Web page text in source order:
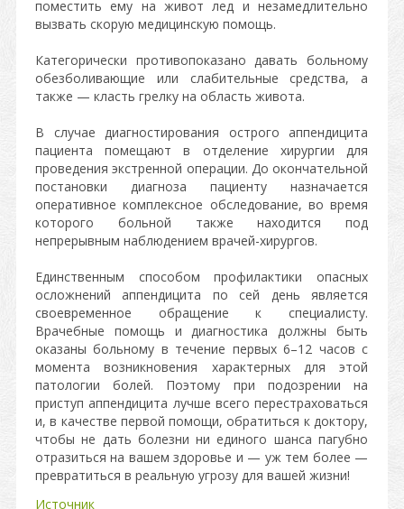
поместить ему на живот лед и незамедлительно
вызвать скорую медицинскую помощь.
Категорически противопоказано давать больному
обезболивающие или слабительные средства, а
также — класть грелку на область живота.
В случае диагностирования острого аппендицита
пациента помещают в отделение хирургии для
проведения экстренной операции. До окончательной
постановки диагноза пациенту назначается
оперативное комплексное обследование, во время
которого больной также находится под
непрерывным наблюдением врачей-хирургов.
Единственным способом профилактики опасных
осложнений аппендицита по сей день является
своевременное обращение к специалисту.
Врачебные помощь и диагностика должны быть
оказаны больному в течение первых 6–12 часов с
момента возникновения характерных для этой
патологии болей. Поэтому при подозрении на
приступ аппендицита лучше всего перестраховаться
и, в качестве первой помощи, обратиться к доктору,
чтобы не дать болезни ни единого шанса пагубно
отразиться на вашем здоровье и — уж тем более —
превратиться в реальную угрозу для вашей жизни!
Источник